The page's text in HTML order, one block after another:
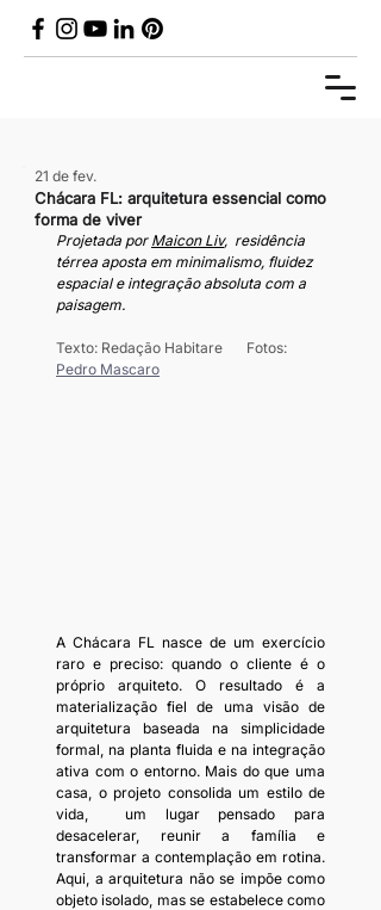
Chácara FL: arquitetura essencial como
forma de viver
21 de fev.
Projetada por Maicon Liv,  residência
térrea aposta em minimalismo, fluidez
espacial e integração absoluta com a
paisagem.
Texto: Redação Habitare	Fotos:
Pedro Mascaro
A Chácara FL nasce de um exercício
raro e preciso: quando o cliente é o
próprio arquiteto. O resultado é a
materialização fiel de uma visão de
arquitetura baseada na simplicidade
formal, na planta fluida e na integração
ativa com o entorno. Mais do que uma
casa, o projeto consolida um estilo de
vida,  um lugar pensado para
desacelerar, reunir a família e
transformar a contemplação em rotina.
Aqui, a arquitetura não se impõe como
objeto isolado, mas se estabelece como